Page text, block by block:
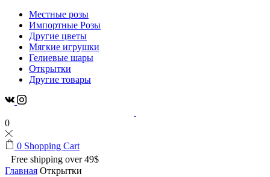
Местные розы
Импортные Розы
Другие цветы
Мягкие игрушки
Гелиевые шары
Открытки
Другие товары
0
0 Shopping Cart
Free shipping over 49$
Главная Открытки